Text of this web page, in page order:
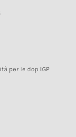
per le dop IGP